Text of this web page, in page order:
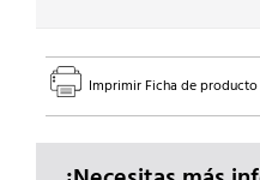
Imprimir Ficha de producto